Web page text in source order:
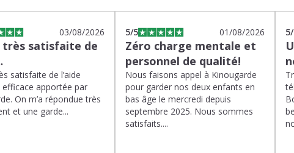
03/08/2026
très satisfaite de
satisfaite de l’aide
efficace apportée par
On m’a répondue très
et une garde...
5/5 01/08/2026
Zéro charge mentale et
personnel de qualité!
Nous faisons appel à Kinougarde
pour garder nos deux enfants en
bas âge le mercredi depuis
septembre 2025. Nous sommes
satisfaits....
5